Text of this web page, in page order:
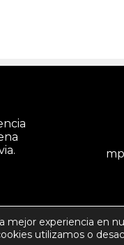
Todos los derechos
mejor experiencia en
utilizamos o